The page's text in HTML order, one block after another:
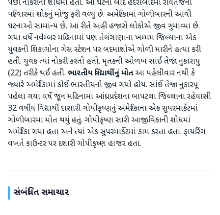
પછી નોકરીની શોધમાં હતો. આ ઘટના બાદ હૈદરાબાદમાં રવિતેજના
પરિવારમાં શોકનું મોજુ ફરી વળ્યું છે. અમેરિકામાં ગોળીબારની આવી
ઘટનાઓ સામાન્ય છે. આ રીતે અહીં હજારો લોકોએ જીવ ગુમાવ્યા છે.
ગયા વર્ષે નવેમ્બર મહિનામાં પણ તેલંગાણાના ખમ્મમ જિલ્લાના એક
યુવકની શિકાગોના ગેસ સ્ટેશન પર બદમાશોએ ગોળી મારીને હત્યા કરી
હતી. યુવક ત્યાં નોકરી કરતો હતો. મૃતકની ઓળખ સાંઈ તેજા નુકારાપુ
(22) તરીકે થઈ હતી. ભારતીય વિદ્યાર્થીનું મોતઆ પહેલીવાર નથી કે
જ્યારે અમેરિકામાં કોઈ ભારતીયનો જીવ ગયો હોય. સાંઈ તેજા નુકારપૂ
પહેલા ગયા વર્ષે જૂન મહિનામાં આંધ્રપ્રદેશના બાપટલા જિલ્લાના રહેવાસી
32 વર્ષીય વિદ્યાર્થી દાસારી ગોપીકૃષ્ણનું અમેરિકાના એક સુપરમાર્કેટમાં
ગોળીબારમાં મોત થયું હતું. ગોપીકૃષ્ણ સારી આજીવિકાની શોધમાં
અમેરિકા ગયા હતા અને ત્યાં એક સુપરમાર્કેટમાં કામ કરતા હતા. ફાયરિંગ
વખતે કાઉન્ટર પર દશારી ગોપીકૃષ્ણ હાજર હતા.
સંબંધિત સમાચાર